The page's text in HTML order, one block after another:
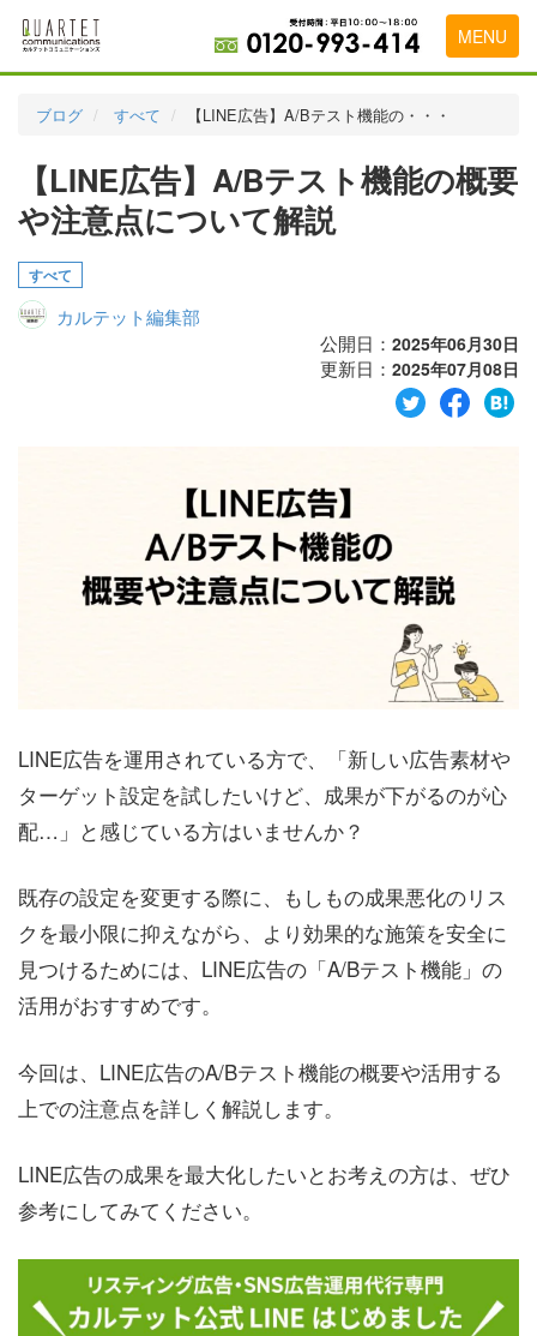
MENU
実績・お客様の声
初めて導入をお考えの方
代理店の乗り換えをお考えの方
ブログ すべて 【LINE広告】A/Bテスト機能の・・・
【LINE広告】A/Bテスト機能の概要
や注意点について解説
すべて
カルテット編集部
公開日： 2025年06月30日
更新日： 2025年07月08日
LINE広告を運用されている方で、「新しい広告素材や
ターゲット設定を試したいけど、成果が下がるのが心
配…」と感じている方はいませんか？
既存の設定を変更する際に、もしもの成果悪化のリス
クを最小限に抑えながら、より効果的な施策を安全に
見つけるためには、LINE広告の「A/Bテスト機能」の
活用がおすすめです。
今回は、LINE広告のA/Bテスト機能の概要や活用する
上での注意点を詳しく解説します。
LINE広告の成果を最大化したいとお考えの方は、ぜひ
参考にしてみてください。